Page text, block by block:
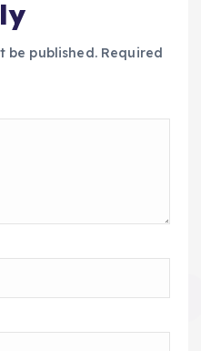
be published. Required